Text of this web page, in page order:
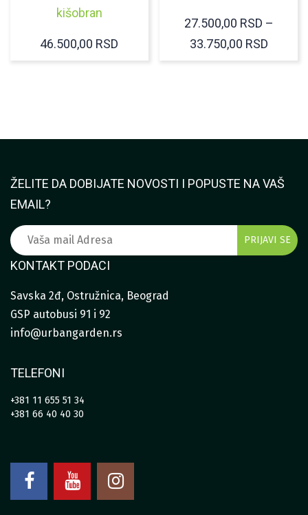
kišobran
46.500,00 RSD
27.500,00 RSD –
33.750,00 RSD
ŽELITE DA DOBIJATE NOVOSTI I POPUSTE NA VAŠ
EMAIL?
KONTAKT PODACI
Savska 2đ, Ostružnica, Beograd
GSP autobusi 91 i 92
info@urbangarden.rs
TELEFONI
+381 11 655 51 34
+381 66 40 40 30